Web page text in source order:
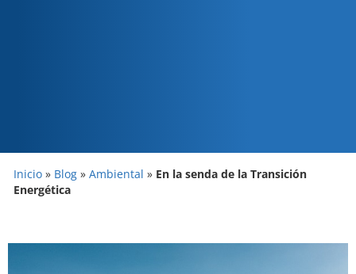
Inicio » Blog » Ambiental » En la senda de la Transición
Energética